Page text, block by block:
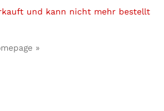
und kann nicht mehr bestellt
»